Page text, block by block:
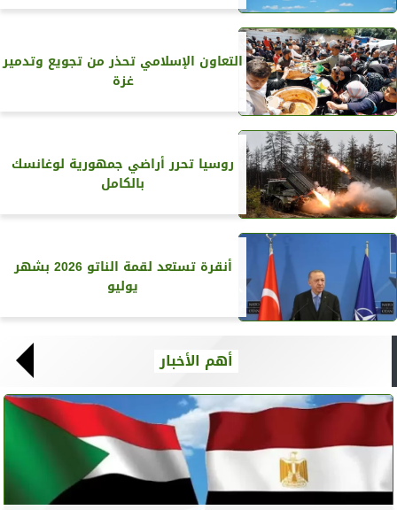
التعاون الإسلامي تحذر من تجويع وتدمير
غزة
روسيا تحرر أراضي جمهورية لوغانسك
بالكامل
أنقرة تستعد لقمة الناتو 2026 بشهر
يوليو
أهم الأخبار